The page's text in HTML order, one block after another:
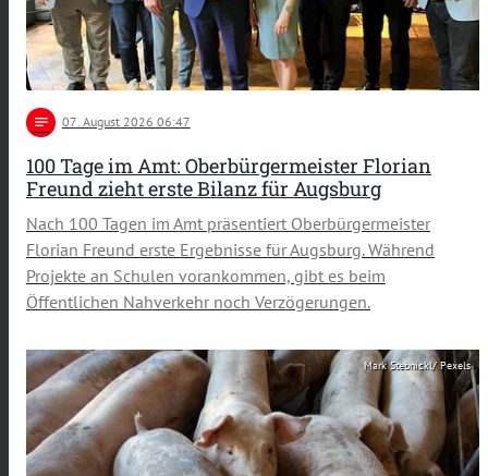
notes 07. August 2026 06:47
100 Tage im Amt: Oberbürgermeister Florian
Freund zieht erste Bilanz für Augsburg
Nach 100 Tagen im Amt präsentiert Oberbürgermeister
Florian Freund erste Ergebnisse für Augsburg. Während
Projekte an Schulen vorankommen, gibt es beim
Öffentlichen Nahverkehr noch Verzögerungen.
Mark Stebnickl/ Pexels